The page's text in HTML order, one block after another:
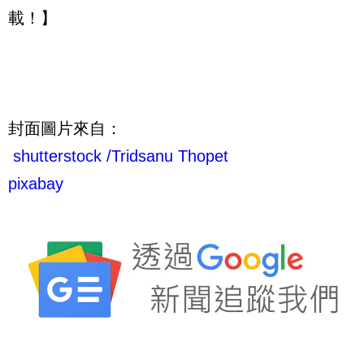
載！】
封面圖片來自：
shutterstock /Tridsanu Thopet
pixabay